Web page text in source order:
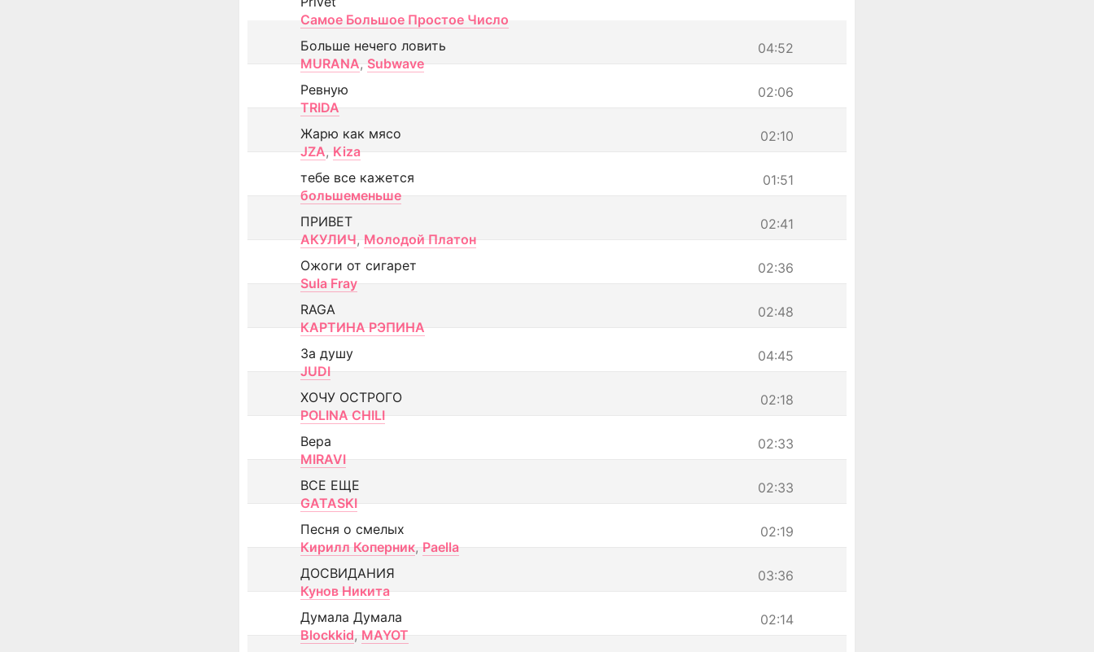
Самое Большое Простое Число
04:52
Больше нечего ловить
MURANA, Subwave
02:06
Ревную
TRIDA
02:10
Жарю как мясо
JZA, Kiza
01:51
тебе все кажется
большеменьше
02:41
ПРИВЕТ
АКУЛИЧ, Молодой Платон
02:36
Ожоги от сигарет
Sula Fray
02:48
RAGA
КАРТИНА РЭПИНА
04:45
За душу
JUDI
02:18
ХОЧУ ОСТРОГО
POLINA CHILI
02:33
Вера
MIRAVI
02:33
ВСЕ ЕЩЕ
GATASKI
02:19
Песня о смелых
Кирилл Коперник, Paella
03:36
ДОСВИДАНИЯ
Кунов Никита
02:14
Думала Думала
Blockkid, MAYOT